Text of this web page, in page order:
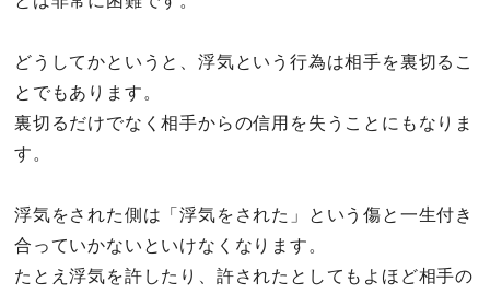
どうしてかというと、浮気という行為は相手を裏切るこ
とでもあります。
裏切るだけでなく相手からの信用を失うことにもなりま
す。
浮気をされた側は「浮気をされた」という傷と一生付き
合っていかないといけなくなります。
たとえ浮気を許したり、許されたとしてもよほど相手の